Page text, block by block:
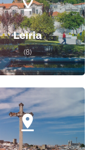
Leiria
(8)